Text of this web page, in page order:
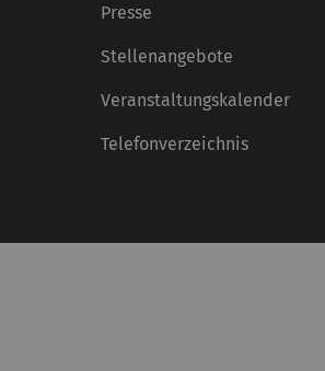
Presse
Stellenangebote
Veranstaltungskalender
Telefonverzeichnis